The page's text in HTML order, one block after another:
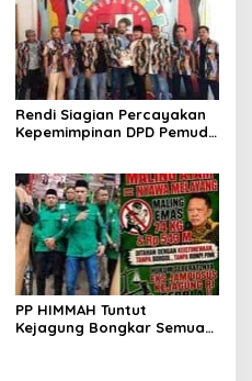
Rendi Siagian Percayakan
Kepemimpinan DPD Pemuda
Sembiring
PP HIMMAH Tuntut
Kejagung Bongkar Semua